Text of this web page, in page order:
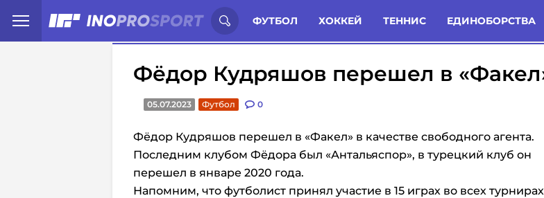
ФУТБОЛ ХОККЕЙ ТЕННИС ЕДИНОБОРСТВА
Иностранцы о спорте России: Статьи Комменты Новости
Фёдор Кудряшов перешел в
05.07.2023 Футбол 0
Фёдор Кудряшов перешел в «Факел» в качестве свободного агента.
Последним клубом Фёдора был «Антальяспор», в турецкий клуб он
перешел в январе 2020 года.
Напомним, что футболист принял участие в 15 играх во всех турнирах